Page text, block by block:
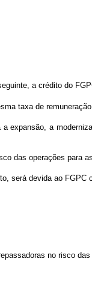
a crédito do
taxa de
a
das operações para
será devida ao
no risco das